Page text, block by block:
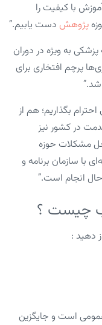
با کیفیت را
پژوهش دست یابیم.”
به ویژه در دوران
پرچم افتخاری برای
بگذاریم؛ هم از
در کشور نیز
مشکلات حوزه
سازمان برنامه و
انجام است.”
چیست ؟
است و جایگزین